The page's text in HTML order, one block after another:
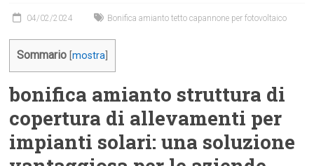
04/02/2024 Bonifica amianto tetto capannone per fotovoltaico
Sommario [mostra
bonifica amianto struttura di
copertura di allevamenti per
impianti solari: una soluzione